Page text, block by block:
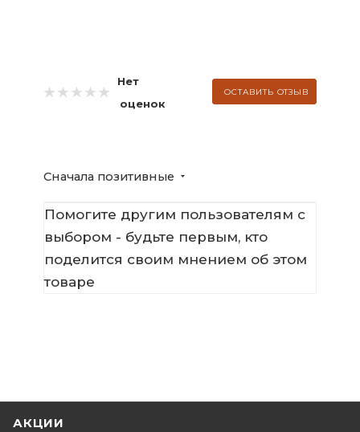
Нет
оценок
ОСТАВИТЬ ОТЗЫВ
Сначала позитивные
Помогите другим пользователям с
выбором - будьте первым, кто
поделится своим мнением об этом
товаре
АКЦИИ